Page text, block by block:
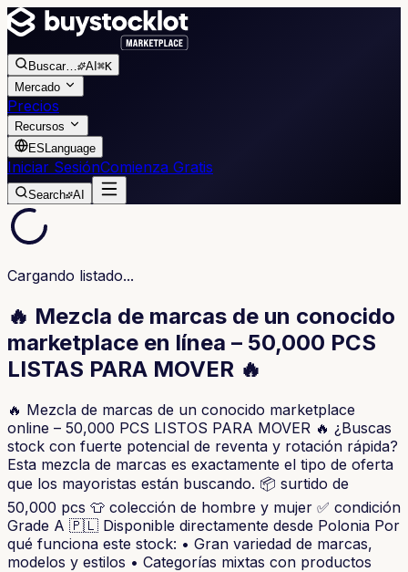
Buscar… AI ⌘K
Mercado
Precios
Recursos
ES Language
Iniciar SesiónComienza Gratis
Search AI
Cargando listado...
🔥 Mezcla de marcas de un conocido
marketplace en línea – 50,000 PCS
LISTAS PARA MOVER 🔥
🔥 Mezcla de marcas de un conocido marketplace
online – 50,000 PCS LISTOS PARA MOVER 🔥 ¿Buscas
stock con fuerte potencial de reventa y rotación rápida?
Esta mezcla de marcas es exactamente el tipo de oferta
que los mayoristas están buscando. 📦 surtido de
50,000 pcs 👕 colección de hombre y mujer ✅ condición
Grade A 🇵🇱 Disponible directamente desde Polonia Por
qué funciona este stock: • Gran variedad de marcas,
modelos y estilos • Categorías mixtas con productos